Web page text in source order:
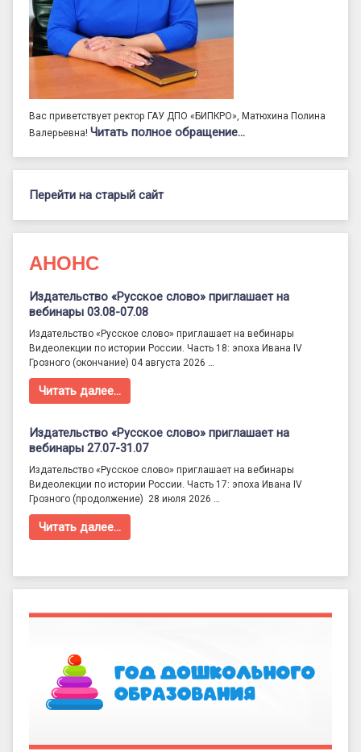
Вас приветствует ректор ГАУ ДПО «БИПКРО», Матюхина Полина
Валерьевна! Читать полное обращение…
Перейти на старый сайт
АНОНС
Издательство «Русское слово» приглашает на
вебинары 03.08-07.08
Издательство «Русское слово» приглашает на вебинары
Видеолекции по истории России. Часть 18: эпоха Ивана IV
Грозного (окончание) 04 августа 2026 …
Читать далее…
Издательство «Русское слово» приглашает на
вебинары 27.07-31.07
Издательство «Русское слово» приглашает на вебинары
Видеолекции по истории России. Часть 17: эпоха Ивана IV
Грозного (продолжение) 28 июля 2026 …
Читать далее…